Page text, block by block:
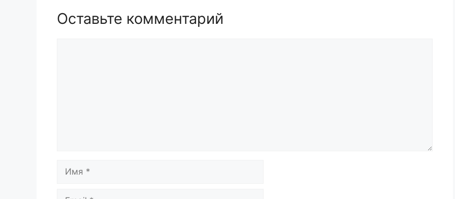
Оставьте комментарий